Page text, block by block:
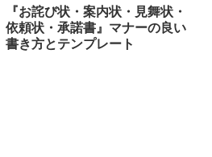
ト
(Mac
『お詫び状・案内状・見舞状・
依頼状・承諾書』マナーの良い
書き方とテンプレート